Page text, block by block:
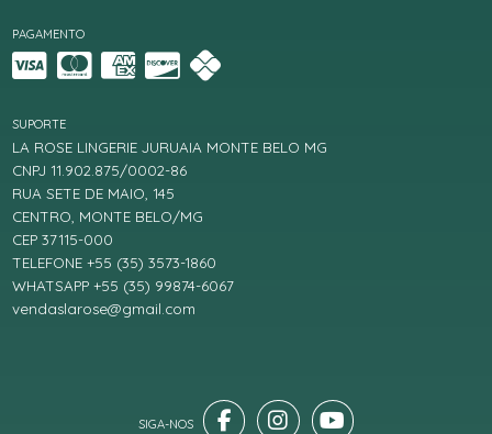
PAGAMENTO
SUPORTE
LA ROSE LINGERIE JURUAIA MONTE BELO MG
CNPJ 11.902.875/0002-86
RUA SETE DE MAIO, 145
CENTRO, MONTE BELO/MG
CEP 37115-000
TELEFONE +55 (35) 3573-1860
WHATSAPP +55 (35) 99874-6067
vendaslarose@gmail.com